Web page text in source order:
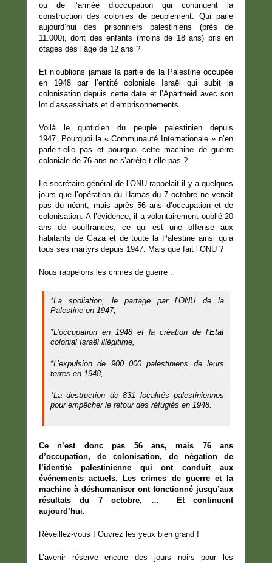
ou de l’armée d’occupation qui continuent la
construction des colonies de peuplement. Qui parle
aujourd’hui des prisonniers palestiniens (près de
11.000), dont des enfants (moins de 18 ans) pris en
otages dès l’âge de 12 ans ?
Et n’oublions jamais la partie de la Palestine occupée
en 1948 par l’entité coloniale Israël qui subit la
colonisation depuis cette date et l’Apartheid avec son
lot d’assassinats et d’emprisonnements.
Voilà le quotidien du peuple palestinien depuis
1947. Pourquoi la « Communauté Internationale » n’en
parle-t-elle pas et pourquoi cette machine de guerre
coloniale de 76 ans ne s’arrête-t-elle pas ?
Le secrétaire général de l’ONU rappelait il y a quelques
jours que l’opération du Hamas du 7 octobre ne venait
pas du néant, mais après 56 ans d’occupation et de
colonisation. A l’évidence, il a volontairement oublié 20
ans de souffrances, ce qui est une offense aux
habitants de Gaza et de toute la Palestine ainsi qu’a
tous ses martyrs depuis 1947. Mais que fait l’ONU ?
Nous rappelons les crimes de guerre :
*La spoliation, le partage par l’ONU de la
Palestine en 1947,
*L’occupation en 1948 et la création de l’Etat
colonial Israël illégitime,
*L’expulsion de 900 000 palestiniens de leurs
terres en 1948,
*La destruction de 831 localités palestiniennes
pour empêcher le retour des réfugiés en 1948.
Ce n’est donc pas 56 ans, mais 76 ans
d’occupation, de colonisation, de négation de
l’identité palestinienne qui ont conduit aux
événements actuels. Les crimes de guerre et la
machine à déshumaniser ont fonctionné jusqu’aux
résultats du 7 octobre, … Et continuent
aujourd’hui.
Réveillez-vous ! Ouvrez les yeux bien grand !
L’avenir réserve encore des jours noirs pour les